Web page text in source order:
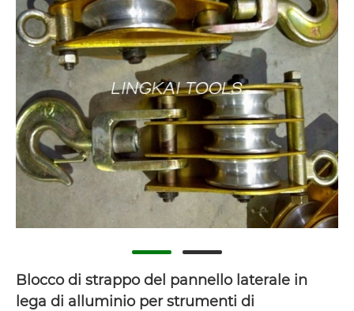
Blocco di strappo del pannello laterale in
lega di alluminio per strumenti di